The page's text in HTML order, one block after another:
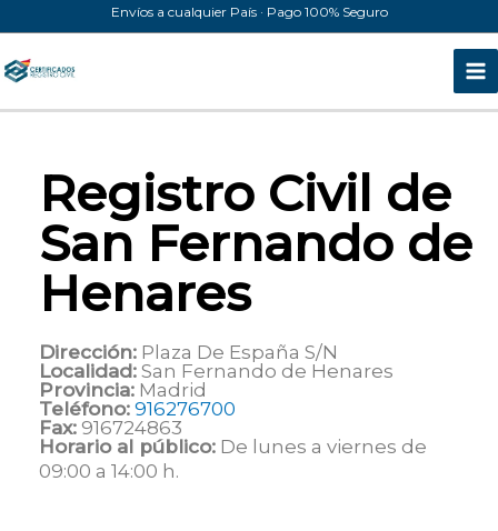
al
contenido
Envíos a cualquier País · Pago 100% Seguro
Registro Civil de
San Fernando de
Henares
Dirección: Plaza De España S/N
Localidad: San Fernando de Henares
Provincia: Madrid
Teléfono: 916276700
Fax: 916724863
Horario al público: De lunes a viernes de
09:00 a 14:00 h.